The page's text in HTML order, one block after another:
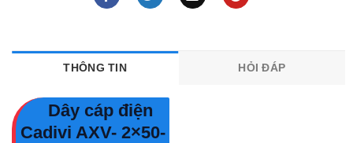
THÔNG TIN HỎI ĐÁP
Dây cáp điện
Cadivi AXV- 2×50-